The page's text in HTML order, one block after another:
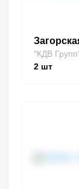
"КДВ
2 шт